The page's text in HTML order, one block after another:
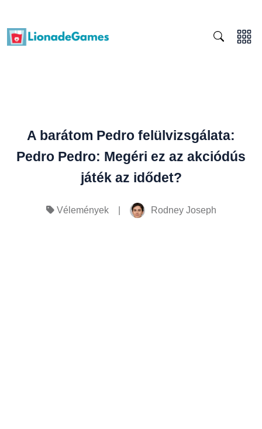
A barátom Pedro felülvizsgálata:
Pedro Pedro: Megéri ez az akciódús
játék az idődet?
Vélemények Rodney Joseph